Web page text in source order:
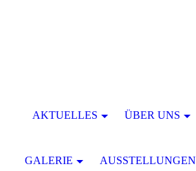
AKTUELLES ÜBER UNS
GALERIE AUSSTELLUNGEN